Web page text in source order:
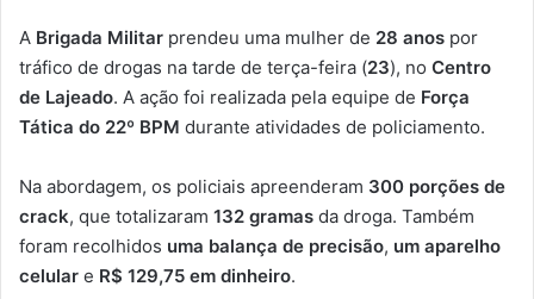
A Brigada Militar prendeu uma mulher de 28 anos por
tráfico de drogas na tarde de terça-feira (23), no Centro
de Lajeado. A ação foi realizada pela equipe de Força
Tática do 22º BPM durante atividades de policiamento.
Na abordagem, os policiais apreenderam 300 porções de
crack, que totalizaram 132 gramas da droga. Também
foram recolhidos uma balança de precisão, um aparelho
celular e R$ 129,75 em dinheiro.